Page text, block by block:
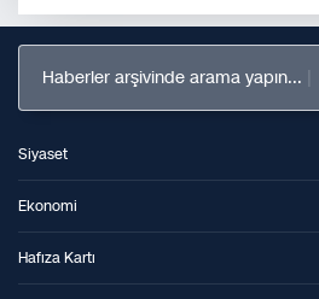
Haberler arşivinde arama yapın...
Siyaset
Ekonomi
Hafıza Kartı